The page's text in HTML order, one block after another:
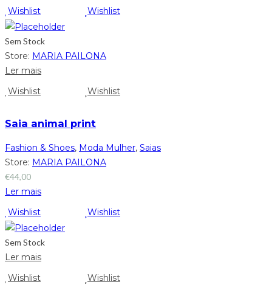
Wishlist
Wishlist
Sem Stock
Store: MARIA PAILONA
Ler mais
Wishlist
Wishlist
Saia animal print
Fashion & Shoes, Moda Mulher, Saias
Store: MARIA PAILONA
€44,00
Ler mais
Wishlist
Wishlist
Sem Stock
Ler mais
Wishlist
Wishlist